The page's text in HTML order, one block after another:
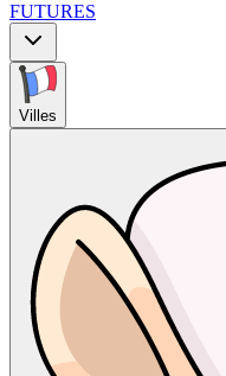
FUTURES
Villes